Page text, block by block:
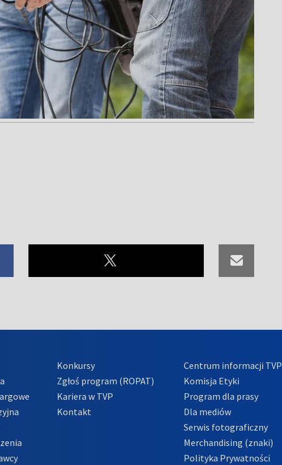
Konkursy
Zgłoś program (ROPAT)
Kariera w TVP
Kontakt
Centrum informacji TVP
Komisja Etyki
Program dla prasy
Dla mediów
Serwis fotograficzny
Merchandising (znaki)
Polityka Prywatności